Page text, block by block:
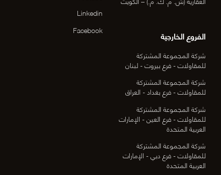
الفروع الخارجية
شركة المجموعة المشتركة
للمقاولات - فرع بيروت - لبنان
شركة المجموعة المشتركة
للمقاولات - فرع بغداد - العراق
شركة المجموعة المشتركة
للمقاولات - فرع العين - الإمارات
العربية المتحدة
شركة المجموعة المشتركة
للمقاولات - فرع دبي - الإمارات
العربية المتحدة
Linkedin
Facebook